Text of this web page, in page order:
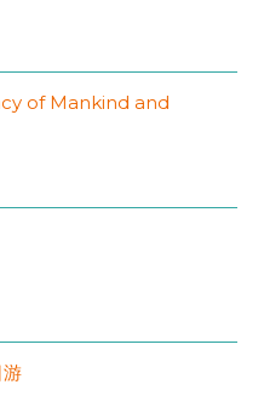
of Mankind and